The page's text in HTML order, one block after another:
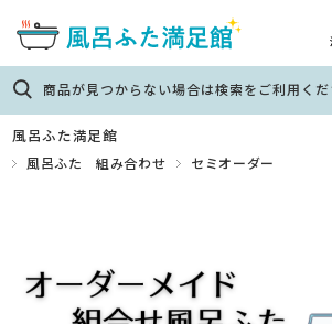
商品が見つからない場合は検索をご利用く
風呂ふた満足館
風呂ふた 組み合わせ セミオーダー